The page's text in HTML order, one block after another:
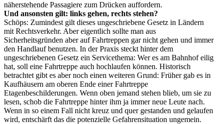
näherstehende Passagiere zum Drücken auffordern.
Und ansonsten gilt: links gehen, rechts stehen?
Schöps: Zumindest gilt dieses ungeschriebene Gesetz in Ländern
mit Rechtsverkehr. Aber eigentlich sollte man aus
Sicherheitsgründen aber auf Fahrtreppen gar nicht gehen und immer
den Handlauf benutzen. In der Praxis steckt hinter dem
ungeschriebenen Gesetz ein Servicethema: Wer es am Bahnhof eilig
hat, soll eine Fahrtreppe auch hochlaufen können. Historisch
betrachtet gibt es aber noch einen weiteren Grund: Früher gab es in
Kaufhäusern am oberen Ende einer Fahrtreppe
Etagenbeschilderungen. Wenn oben jemand stehen blieb, um sie zu
lesen, schob die Fahrtreppe hinter ihm ja immer neue Leute nach.
Wenn in so einem Fall nicht kreuz und quer gestanden und gelaufen
wird, entschärft das die potenzielle Gefahrensituation ungemein.